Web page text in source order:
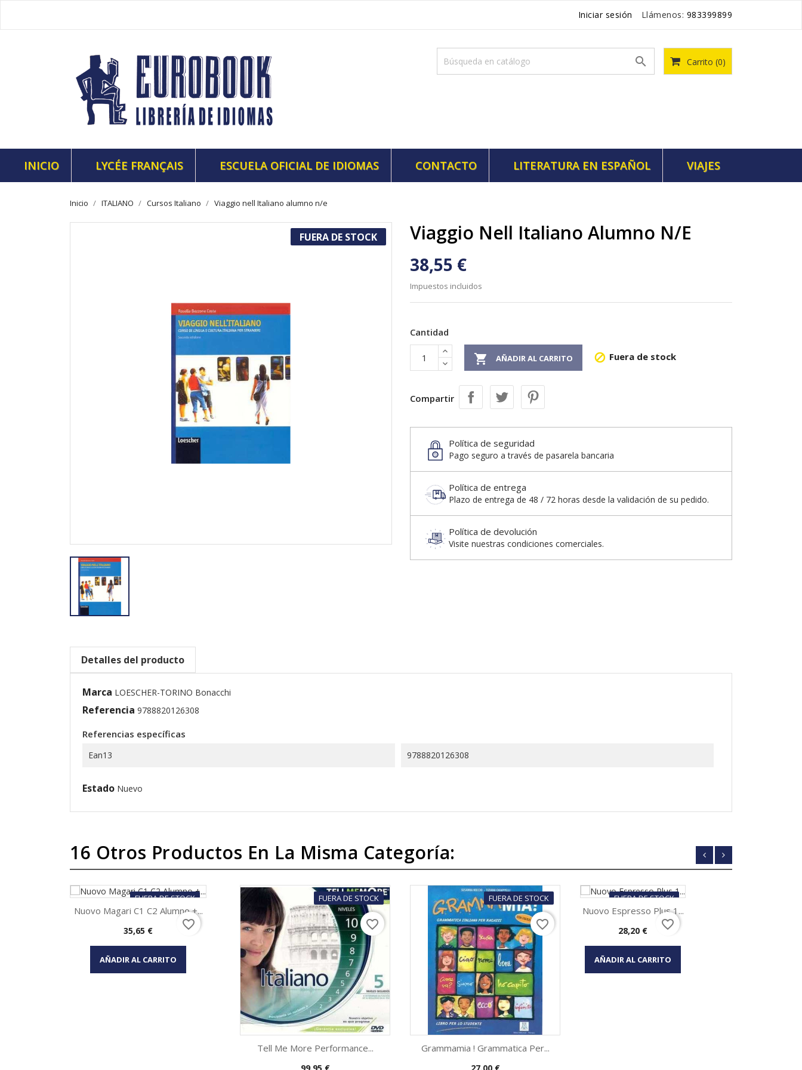
Iniciar sesión Llámenos: 983399899
Carrito (0)

INICIO LYCÉE FRANÇAIS ESCUELA OFICIAL DE IDIOMAS CONTACTO LITERATURA EN ESPAÑOL VIAJES
Inicio ITALIANO Cursos Italiano Viaggio nell Italiano alumno n/e
FUERA DE STOCK Viaggio Nell Italiano Alumno N/e
38,55 €
Impuestos incluidos
Cantidad
 AÑADIR AL CARRITO  Fuera de stock
Compartir
Política de seguridad
Pago seguro a través de pasarela bancaria
Política de entrega
Plazo de entrega de 48 / 72 horas desde la validación de su pedido.
Política de devolución
Visite nuestras condiciones comerciales.
Detalles del producto
Marca LOESCHER-TORINO Bonacchi
Referencia 9788820126308
Referencias específicas
Ean13 9788820126308
Estado Nuevo
16 Otros Productos En La Misma Categoría:
FUERA DE STOCK
Vista rápida
Nuovo Magari C1 C2 Alumno +...
Precio
35,65 €
AÑADIR AL CARRITO
favorite_border
FUERA DE STOCK
Tell Me More Performance...
Precio
favorite_border
FUERA DE STOCK
Grammamia ! Grammatica Per...
Precio
favorite_border
FUERA DE STOCK
Vista rápida
Nuovo Espresso Plus 1...
Precio
28,20 €
AÑADIR AL CARRITO
favorite_border